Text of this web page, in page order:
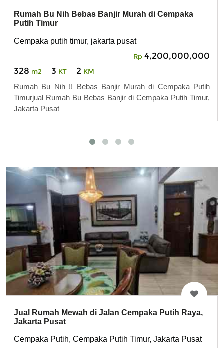
Rumah Bu Nih Bebas Banjir Murah di Cempaka
Putih Timur
Cempaka putih timur, jakarta pusat
Rp 4,200,000,000
328 m2 3 KT 2 KM
Rumah Bu Nih !! Bebas Banjir Murah di Cempaka Putih
Timurjual Rumah Bu Bebas Banjir di Cempaka Putih Timur,
Jakarta Pusat
Jual Rumah Mewah di Jalan Cempaka Putih Raya,
Jakarta Pusat
Cempaka Putih, Cempaka Putih Timur, Jakarta Pusat